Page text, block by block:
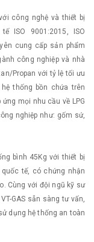
công nghệ và thiết bị
ISO 9001:2015, ISO
cung cấp sản phẩm
công nghiệp và nhà
Propan với tỷ lệ tối ưu
thống bồn chứa trên
mọi nhu cầu về LPG
nghiệp như: gốm sứ,
bình 45Kg với thiết bị
tế, có chứng nhận
Cùng với đội ngũ kỹ sư
GAS sẵn sàng tư vấn,
dụng hệ thống an toàn